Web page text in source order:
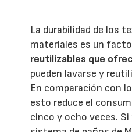
La durabilidad de los
materiales es un
reutilizables que
pueden lavarse y
En comparación con
esto reduce el
cinco y ocho veces.